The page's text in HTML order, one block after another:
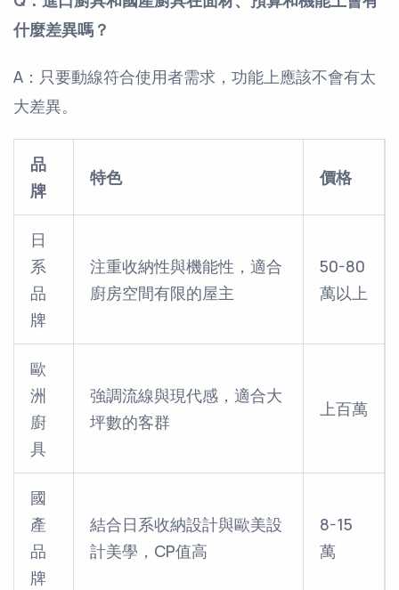
什麼差異嗎？
A：只要動線符合使用者需求，功能上應該不會有太
大差異。
品
牌
特色 價格
日
系
品
牌
注重收納性與機能性，適合
廚房空間有限的屋主
50-80
萬以上
歐
洲
廚
具
強調流線與現代感，適合大
坪數的客群
上百萬
國
產
品
牌
結合日系收納設計與歐美設
計美學，CP值高
8-15
萬